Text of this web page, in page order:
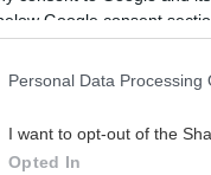
Google consent
Personal Data Processing
I want to opt-out of the
Opted In